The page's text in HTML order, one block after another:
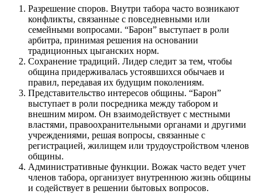
Разрешение споров. Внутри табора часто возникают
конфликты, связанные с повседневными или
семейными вопросами. “Барон” выступает в роли
арбитра, принимая решения на основании
традиционных цыганских норм.
Сохранение традиций. Лидер следит за тем, чтобы
община придерживалась устоявшихся обычаев и
правил, передавая их будущим поколениям.
Представительство интересов общины. “Барон”
выступает в роли посредника между табором и
внешним миром. Он взаимодействует с местными
властями, правоохранительными органами и другими
учреждениями, решая вопросы, связанные с
регистрацией, жилищем или трудоустройством членов
общины.
Административные функции. Вожак часто ведет учет
членов табора, организует внутреннюю жизнь общины
и содействует в решении бытовых вопросов.